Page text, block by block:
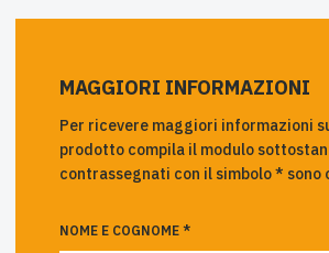
MAGGIORI INFORMAZIONI
Per ricevere maggiori informazioni
prodotto compila il modulo
contrassegnati con il simbolo * sono
NOME E COGNOME *